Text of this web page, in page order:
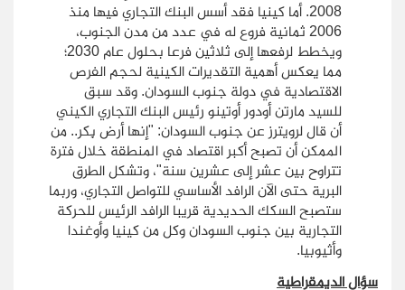
2008. أما كينيا فقد أسس البنك التجاري فيها منذ
2006 ثمانية فروع له في عدد من مدن الجنوب،
ويخطط لرفعها إلى ثلاثين فرعا بحلول عام 2030؛
مما يعكس أهمية التقديرات الكينية لحجم الفرص
الاقتصادية في دولة جنوب السودان. وقد سبق
للسيد مارتن أودور أوتينو رئيس البنك التجاري الكيني
أن قال لرويترز عن جنوب السودان: "إنها أرض بِكر.. من
الممكن أن تصبح أكبر اقتصاد في المنطقة خلال فترة
تتراوح بين عشر إلى عشرين سنة"، وتشكل الطرق
البرية حتى الآن الرافد الأساسي للتواصل التجاري، وربما
ستصبح السكك الحديدية قريبا الرافد الرئيس للحركة
التجارية بين جنوب السودان وكل من كينيا وأوغندا
وأثيوبيا.
سؤال الديمقراطية